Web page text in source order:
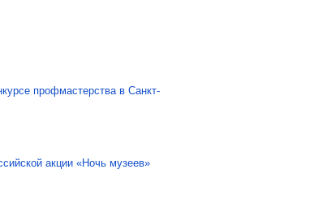
профмастерства в Санкт-
акции «Ночь музеев»